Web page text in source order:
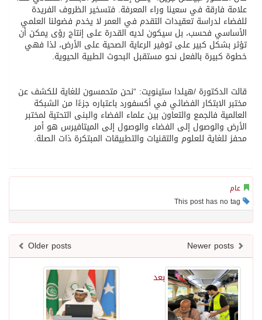
علامة فارقة في سعينا وراء المعرفة. فتسخير الظروف الفريدة
للفضاء لدراسة تعقيدات التقدم في العمر لا يخدم فضولنا العلمي
الأساسي فحسب، بل سيكون لديه القدرة على إنتاج رؤى يمكن أن
تؤثر بشكل كبير على توفير الرعاية الصحية على الأرض، لذا فهي
خطوة كبيرة بالفعل نحو مستقبل البحوث الطبية الحيوية.
قالت الدكتورة /هيلدا ستينويت: “نحن متحمسون للغاية للكشف عن
مختبر الابتكار الفضائي في أكسفورد باعتباره جزءًا من الشبكة
العالمية فالجمع والتعاون بين علماء الفضاء والبنى التحتية لمختبر
الأرض والوصول إلى الفضاء والوصول إلى الميتافيرس هو أمر
محفز للغاية للعلوم والتقنيات والتطبيقات المبتكرة ذات الصلة.
عام
Older posts
بعد